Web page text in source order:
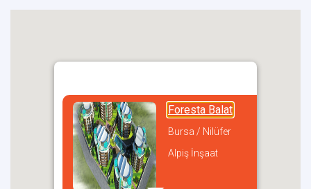
Foresta Balat
Bursa / Nilüfer
Alpiş İnşaat